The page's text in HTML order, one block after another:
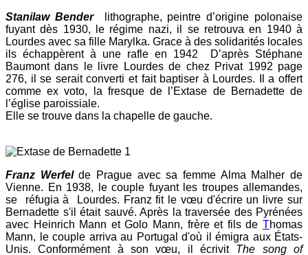
Stanilaw Benderlithographe, peintre d’origine polonaise
fuyant dès 1930, le régime nazi, il se retrouva en 1940 à
Lourdes avec sa fille Marylka. Grace à des solidarités locales
ils échappèrent à une rafle en 1942 D’après Stéphane
Baumont dans le livre Lourdes de chez Privat 1992 page
276, il se serait converti et fait baptiser à Lourdes. Il a offert
comme ex voto, la fresque de l’Extase de Bernadette de
l’église paroissiale.
Elle se trouve dans la chapelle de gauche.
Franz Werfelde Prague avec sa femme Alma Malher de
Vienne. En 1938, le couple fuyant les troupes allemandes,
se réfugia à Lourdes. Franz fit le vœu d'écrire un livre sur
Bernadette s'il était sauvé. Après la traversée des Pyrénées
avec Heinrich Mann et Golo Mann, frère et fils de Thomas
Mann, le couple arriva au Portugal d'où il émigra aux États-
Unis. Conformément à son vœu, il écrivit The song of